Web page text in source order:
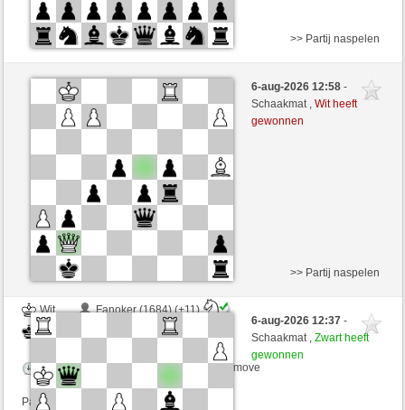
Wit
Motovilo (1518)
Zwart
Partij telt mee voor de ranglijst
>> Partij naspelen
6-aug-2026 12:58-
Schaakmat ,Wit heeft
gewonnen
Wit
Fanoker (1684) (+11)
Zwart
Lakaz (1573) (-11)
Speelduur: 3 minutes/side + 0 seconds/move
Partij telt mee voor de ranglijst
>> Partij naspelen
6-aug-2026 12:37-
Schaakmat ,Zwart heeft
gewonnen